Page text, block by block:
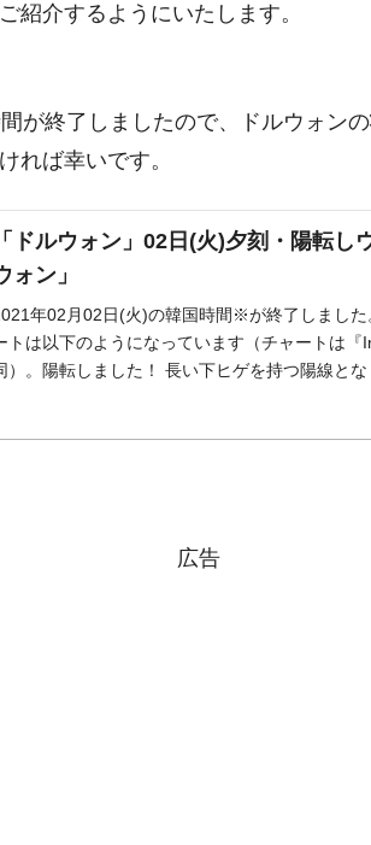
史。松山以前に最高位だった選手とは？
馬が稼いだ金額とは？
紹介するようにいたします。
が終了しましたので、ドルウォン
れば幸いです。
「ドルウォン」02日(火)夕刻・陽転し
ォン」
年02月02日(火)の韓国時間※が終了しまし
トは以下のようになっています（チャートは
）。陽転しました！ 長い下ヒゲを持つ陽線とな
広告